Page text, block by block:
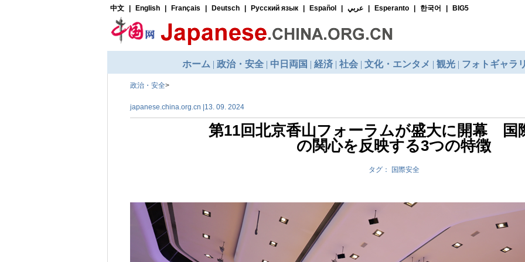
政治・安全>
japanese.china.org.cn |13. 09. 2024
第11回北京香山フォーラムが盛大に開幕 国
の関心を反映する3つの特徴
タグ： 国際安全